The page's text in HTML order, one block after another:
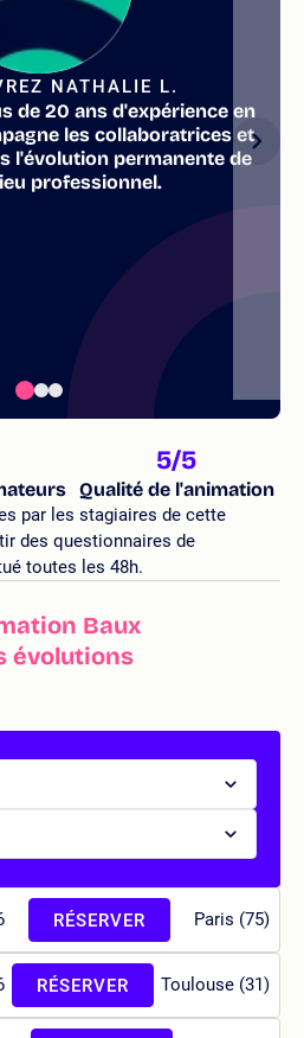
NATHALIE L.
de 20 ans d'expérience en
les collaboratrices et
l'évolution permanente de
professionnel.
5/5
Qualité de l'animation
par les stagiaires de cette
des questionnaires de
toutes les 48h.
Baux
évolutions
Paris (75)
RÉSERVER
Toulouse (31)
RÉSERVER